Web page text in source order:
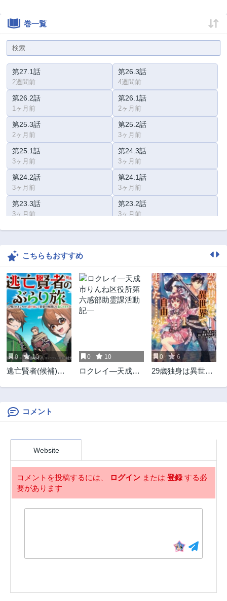
巻一覧
第27.1話
2週間前
第26.3話
4週間前
第26.2話
1ヶ月前
第26.1話
2ヶ月前
第25.3話
2ヶ月前
第25.2話
3ヶ月前
第25.1話
3ヶ月前
第24.3話
3ヶ月前
第24.2話
3ヶ月前
第24.1話
3ヶ月前
第23.3話
3ヶ月前
第23.2話
3ヶ月前
第23.1話 第22.3話
第22.2話
第21.3話
3ヶ月前
第21.2話
3ヶ月前
第21.1話
3ヶ月前
第20.2話
3ヶ月前
第19.3話
3ヶ月前
第19.2話
3ヶ月前
第19.1話 第18.3話
第18.2話
第17.3話
3ヶ月前
第17.1話
3ヶ月前
第16.3話
3ヶ月前
第16.2話
3ヶ月前 3ヶ月前
こちらもおすすめ
0 10
逃亡賢者(候補)の
出して安寧の地探
しを楽しみます～
0 10
ロクレイ―天成市
―
0 6
29歳独身は異世界
コメント
Website
コメントを投稿するには、 ログイン または 登録する必
要があります